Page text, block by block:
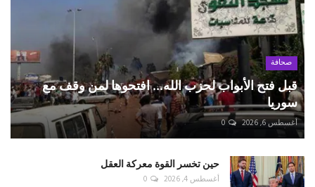
صحافة
قبل فتح الأبواب لحزب الله... افتحوها لمن وقف مع
سوريا
أغسطس 6, 2026 0
حين تخسر القوة معركة العقل
أغسطس 4, 2026 0